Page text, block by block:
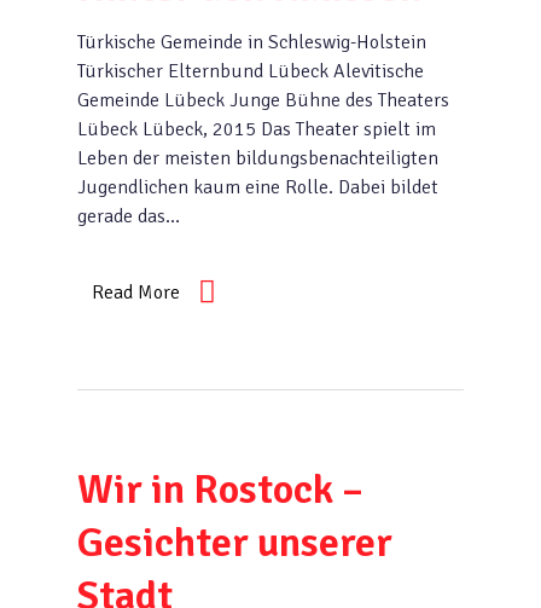
Türkische Gemeinde in Schleswig-Holstein
Türkischer Elternbund Lübeck Alevitische
Gemeinde Lübeck Junge Bühne des Theaters
Lübeck Lübeck, 2015 Das Theater spielt im
Leben der meisten bildungsbenachteiligten
Jugendlichen kaum eine Rolle. Dabei bildet
gerade das…
Read More
Wir in Rostock –
Gesichter unserer
Stadt